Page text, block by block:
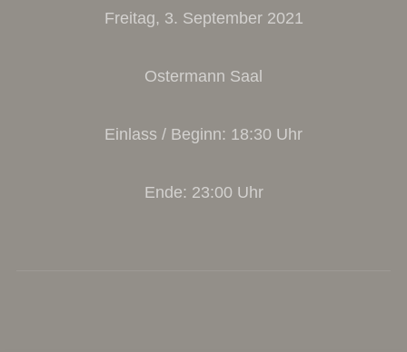
Freitag, 3. September 2021
Ostermann Saal
Einlass / Beginn: 18:30 Uhr
Ende: 23:00 Uhr